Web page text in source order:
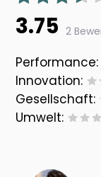
3.75 2
Performance:
Innovation:
Gesellschaft:
Umwelt: